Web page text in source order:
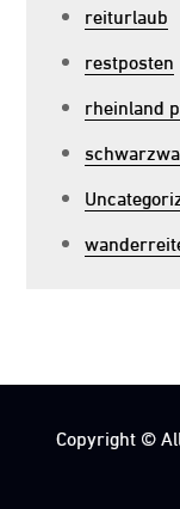
reiturlaub
restposten
rheinland
Copyright ©